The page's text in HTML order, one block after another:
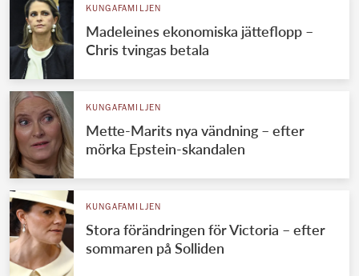
KUNGAFAMILJEN
Madeleines ekonomiska jätteflopp –
Chris tvingas betala
KUNGAFAMILJEN
Mette-Marits nya vändning – efter
mörka Epstein-skandalen
KUNGAFAMILJEN
Stora förändringen för Victoria – efter
sommaren på Solliden